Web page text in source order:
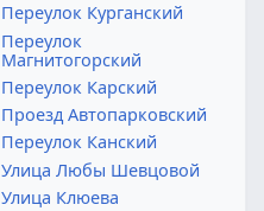
Переулок Курганский
Переулок
Магнитогорский
Переулок Карский
Проезд Автопарковский
Переулок Канский
Улица Любы Шевцовой
Улица Клюева